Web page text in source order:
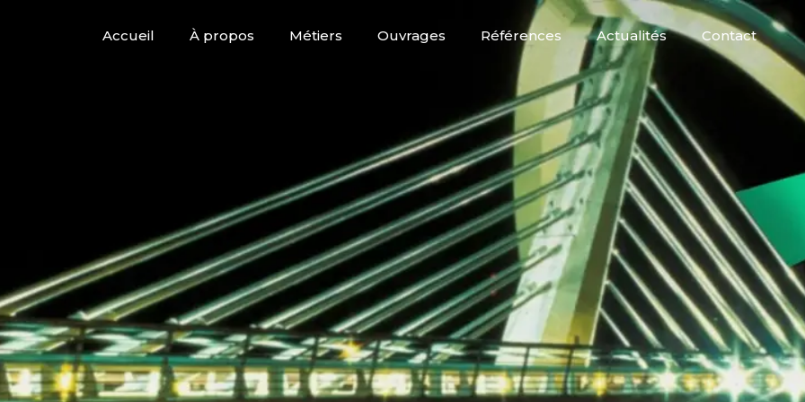
Accueil À propos Métiers Ouvrages Références Actualités Contact